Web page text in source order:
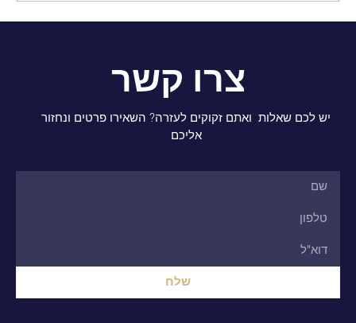
צרו קשר
יש לכם שאלות ואתם זקוקים לעזרה? השאירו פרטים ונחזור
אליכם
שלח